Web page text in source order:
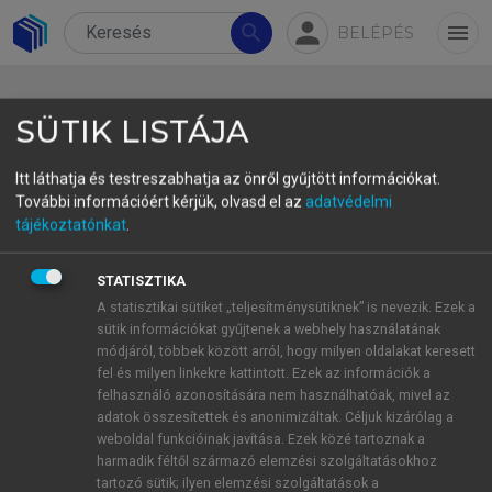
search person BELÉPÉS menu
5.1. Tudománytörténeti
áttekintés
Azt, hogy a magyar a képességet, lehetőséget
nemcsak segédigével, hanem toldalékkal is ki tudja
fejezni, már az első nyelvtanírók is szóvá tették.
Szenczi Molnár Albert latin nyelvű
grammatikájában 1610-ben ezt írta (C. Vladár
Zsuzsa fordításában): „Ahatéshetszócskák révén
minden igéből létrehozható lehetőséget kifejező
SÜTIK LISTÁJA
Itt láthatja és testreszabhatja az önről gyűjtött információkat.
További információért kérjük, olvasd el az adatvédelmi
tájékoztatónkat.
STATISZTIKA
A statisztikai sütiket „teljesítménysütiknek” is nevezik. Ezek a
sütik információkat gyűjtenek a webhely használatának
módjáról, többek között arról, hogy milyen oldalakat keresett
fel és milyen linkekre kattintott. Ezek az információk a
felhasználó azonosítására nem használhatóak, mivel az
adatok összesítettek és anonimizáltak. Céljuk kizárólag a
weboldal funkcióinak javítása. Ezek közé tartoznak a
harmadik féltől származó elemzési szolgáltatásokhoz
tartozó sütik; ilyen elemzési szolgáltatások a